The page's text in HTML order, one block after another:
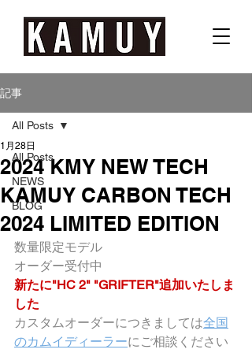
記事
All Posts
NEWS
BLOG
All Posts
2024 KMY NEW TECH
KAMUY CARBON TECH
2024 LIMITED EDITION
1月28日
数量限定モデル
オーダー受付中
新たに"HC 2" "GRIFTER"追加いたしま
した
カスタムオーダーにつきましては全国
のカムイディーラーにご相談ください